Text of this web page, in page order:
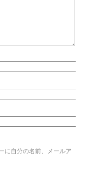
に自分の名前、メールア